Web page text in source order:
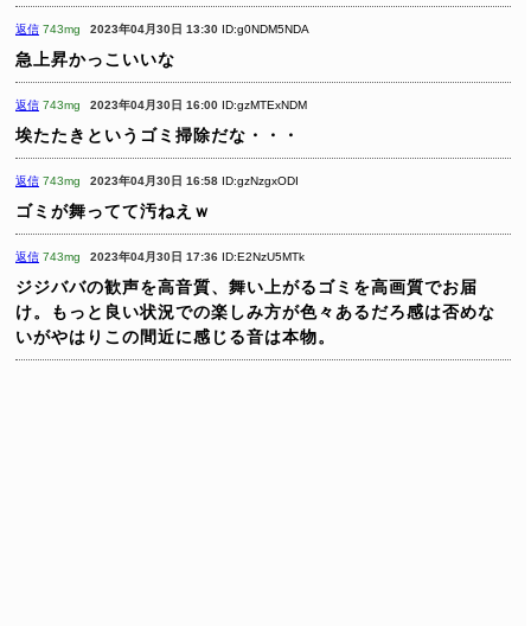
返信 743mg 2023年04月30日 13:30 ID:g0NDM5NDA
急上昇かっこいいな
返信 743mg 2023年04月30日 16:00 ID:gzMTExNDM
埃たたきというゴミ掃除だな・・・
返信 743mg 2023年04月30日 16:58 ID:gzNzgxODI
ゴミが舞ってて汚ねえｗ
返信 743mg 2023年04月30日 17:36 ID:E2NzU5MTk
ジジババの歓声を高音質、舞い上がるゴミを高画質でお届
け。もっと良い状況での楽しみ方が色々あるだろ感は否めな
いがやはりこの間近に感じる音は本物。